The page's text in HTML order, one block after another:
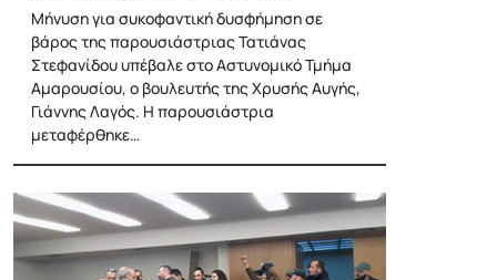
Μήνυση για συκοφαντική δυσφήμηση σε
βάρος της παρουσιάστριας Τατιάνας
Στεφανίδου υπέβαλε στο Αστυνομικό Τμήμα
Αμαρουσίου, ο βουλευτής της Χρυσής Αυγής,
Γιάννης Λαγός. Η παρουσιάστρια
μεταφέρθηκε…